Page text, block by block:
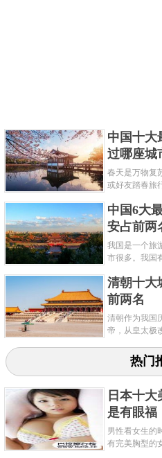
中国十大
过哪座城
春天是万物复
或好友踏春旅
中国6大
安占前两
我国是一个旅
市很多。我国
清朝十大
前两名
清朝作为我国
帝，从皇太极
热门
日本十
是有眼福
男性看女生的
有完美胸型的